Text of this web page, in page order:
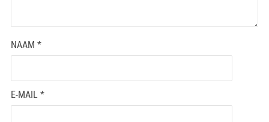
NAAM *
E-MAIL *